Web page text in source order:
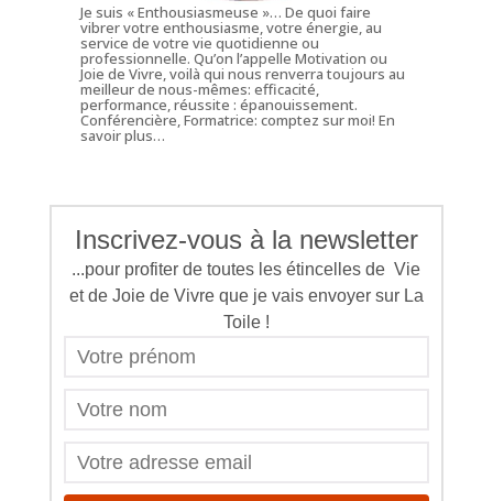
Je suis « Enthousiasmeuse »… De quoi faire
vibrer votre enthousiasme, votre énergie, au
service de votre vie quotidienne ou
professionnelle. Qu’on l’appelle Motivation ou
Joie de Vivre, voilà qui nous renverra toujours au
meilleur de nous-mêmes: efficacité,
performance, réussite : épanouissement.
Conférencière, Formatrice: comptez sur moi!En
savoir plus…
Inscrivez-vous à la newsletter
...pour profiter de toutes les étincelles de Vie
et de Joie de Vivre que je vais envoyer sur La
Toile !